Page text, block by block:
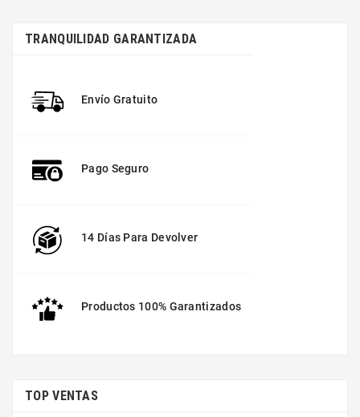
TRANQUILIDAD GARANTIZADA
Envío Gratuito
Pago Seguro
14 Días Para Devolver
Productos 100% Garantizados
TOP VENTAS